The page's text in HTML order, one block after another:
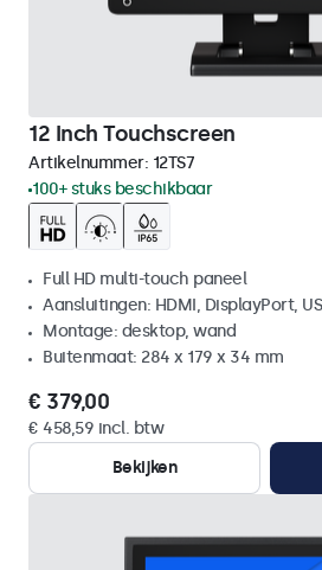
12 Inch Touchscreen
Artikelnummer: 12TS7
100+ stuks beschikbaar
Full HD multi-touch paneel
Aansluitingen: HDMI, DisplayPort,
Montage: desktop, wand
Buitenmaat: 284 x 179 x 34 mm
€ 379,00
€ 458,59 incl. btw
Bekijken